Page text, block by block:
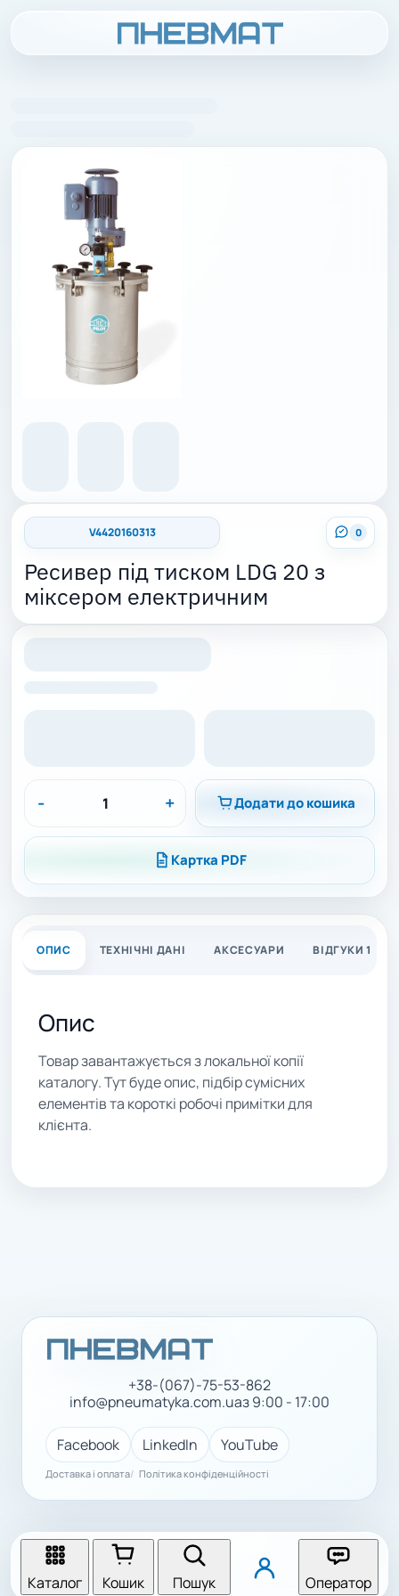
0
V4420160313
Ресивер під тиском LDG 20 з
міксером електричним
- + Додати до кошика
Картка PDF
ОПИС ТЕХНІЧНІ ДАНІ АКСЕСУАРИ ВІДГУКИ 1
Опис
Товар завантажується з локальної копії
каталогу. Тут буде опис, підбір сумісних
елементів та короткі робочі примітки для
клієнта.
+38-(067)-75-53-862
info@pneumatyka.com.uaз 9:00 - 17:00
Facebook LinkedIn YouTube
Доставка і оплата Політика конфіденційності
Каталог Кошик Пошук Оператор